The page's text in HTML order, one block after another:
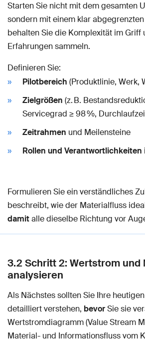
Starten Sie nicht mit dem gesamten
sondern mit einem klar
behalten Sie die Komplexität im Griff
Erfahrungen sammeln.
Definieren Sie:
Pilotbereich (Produktlinie, Werk,
Zielgrößen (z. B.
Servicegrad ≥ 98 %,
Zeitrahmen und Meilensteine
Rollen und Verantwortlichkeiten
Formulieren Sie ein verständliches
beschreibt, wie der Materialfluss
damitalle dieselbe Richtung vor
3.2 Schritt 2: Wertstrom
analysieren
Als Nächstes sollten Sie Ihre
detailliert verstehen, bevorSie sie
Wertstromdiagramm (Value Stream
Material- und Informationsfluss vom